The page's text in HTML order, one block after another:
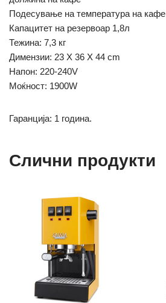
Подесување на температура на кафе
Капацитет на резервоар 1,8л
Тежина: 7,3 кг
Димензии: 23 X 36 X 44 cm
Напон: 220-240V
Моќност: 1900W
Гаранција: 1 година.
Слични продукти